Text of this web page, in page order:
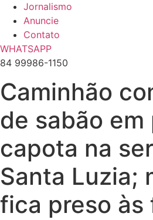
Jornalismo
Anuncie
Contato
WHATSAPP
84 99986-1150
Caminhão
de sabão em
capota na
Santa Luzia;
fica preso às